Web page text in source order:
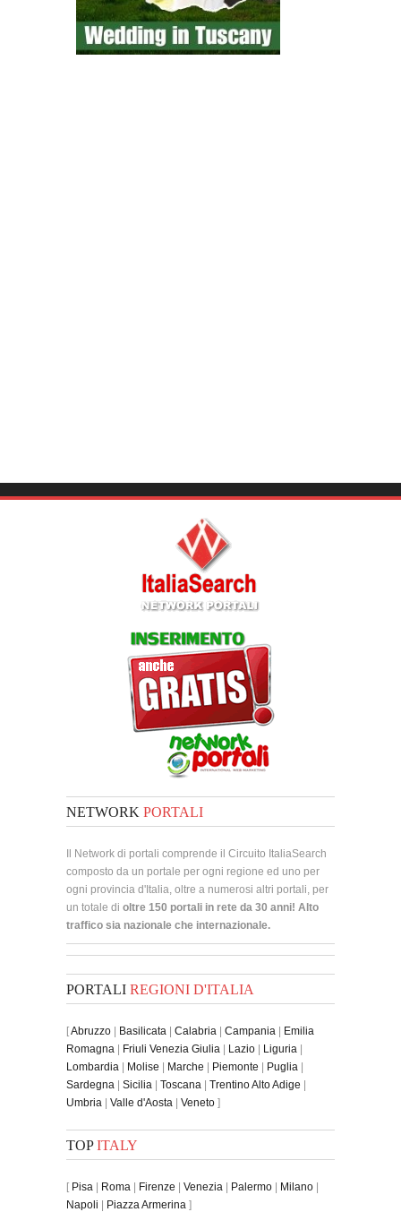
NETWORK PORTALI
Il Network di portali comprende il Circuito ItaliaSearch
composto da un portale per ogni regione ed uno per
ogni provincia d'Italia, oltre a numerosi altri portali, per
un totale di oltre 150 portali in rete da 30 anni! Alto
traffico sia nazionale che internazionale.
PORTALI REGIONI D'ITALIA
[Abruzzo | Basilicata | Calabria | Campania | Emilia
Romagna | Friuli Venezia Giulia | Lazio | Liguria |
Lombardia | Molise | Marche | Piemonte | Puglia |
Sardegna | Sicilia | Toscana | Trentino Alto Adige |
Umbria | Valle d'Aosta | Veneto ]
TOPITALY
[ Pisa | Roma | Firenze | Venezia | Palermo | Milano |
Napoli | Piazza Armerina ]